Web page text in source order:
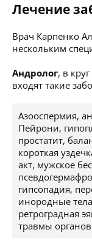
Лечение
Врач Карпенко
нескольким
Андролог, в
входят такие
Азооспермия,
Пейрони,
простатит,
короткая
акт, мужское
гипсопадия,
инородные
ретроградная
травмы